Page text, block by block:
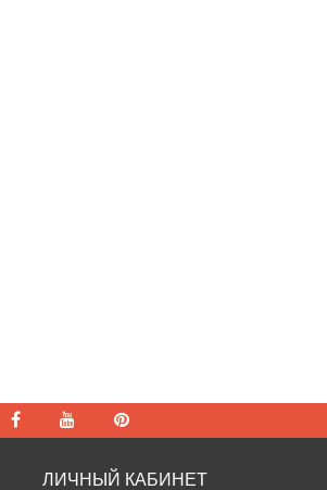
ЛИЧНЫЙ КАБИНЕТ